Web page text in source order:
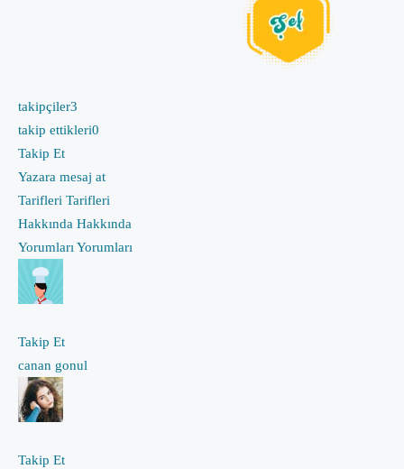
takipçiler3
takip ettikleri0
Takip Et
Yazara mesaj at
Tarifleri Tarifleri
Hakkında Hakkında
Yorumları Yorumları
Takip Et
canan gonul
Takip Et